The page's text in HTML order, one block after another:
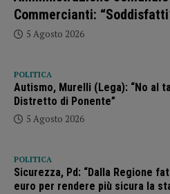
Commercianti:
5 Agosto 2026
POLITICA
Autismo, Murelli (Lega): “No al
Distretto di Ponente”
5 Agosto 2026
POLITICA
Sicurezza, Pd: “Dalla Regione
euro per rendere più sicura la